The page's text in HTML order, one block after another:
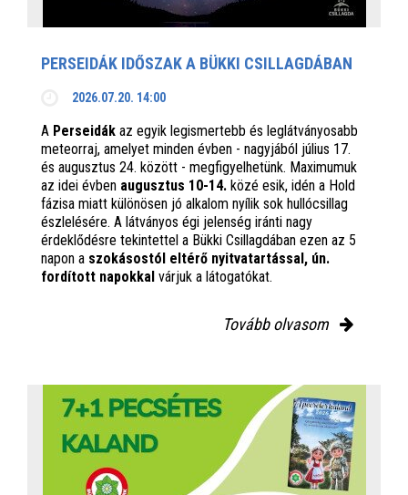
PERSEIDÁK IDŐSZAK A BÜKKI CSILLAGDÁBAN
2026.07.20. 14:00
A Perseidák az egyik legismertebb és leglátványosabb
meteorraj, amelyet minden évben - nagyjából július 17.
és augusztus 24. között - megfigyelhetünk. Maximumuk
az idei évben augusztus 10-14. közé esik, idén a Hold
fázisa miatt különösen jó alkalom nyílik sok hullócsillag
észlelésére. A látványos égi jelenség iránti nagy
érdeklődésre tekintettel a Bükki Csillagdában ezen az 5
napon a szokásostól eltérő nyitvatartással, ún.
fordított napokkal várjuk a látogatókat.
Tovább olvasom